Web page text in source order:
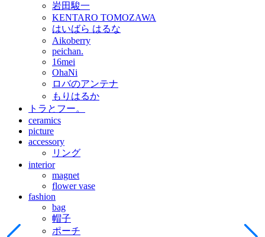
岩田駿一
KENTARO TOMOZAWA
はいばら はるな
Aikoberry
peichan.
16mei
OhaNi
ロバのアンテナ
もりはるか
トラとフー。
ceramics
picture
accessory
リング
interior
magnet
flower vase
fashion
bag
帽子
ポーチ